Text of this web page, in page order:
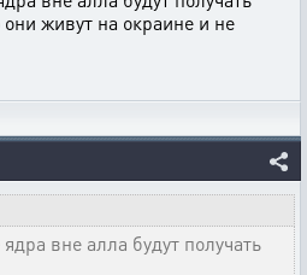
живут на окраине и не
вне алла будут получать